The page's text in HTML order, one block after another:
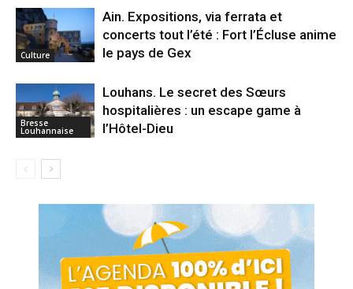
Culture
Ain. Expositions, via ferrata et
concerts tout l’été : Fort l’Écluse anime
le pays de Gex
Bresse
Louhannaise
Louhans. Le secret des Sœurs
hospitalières : un escape game à
l’Hôtel-Dieu